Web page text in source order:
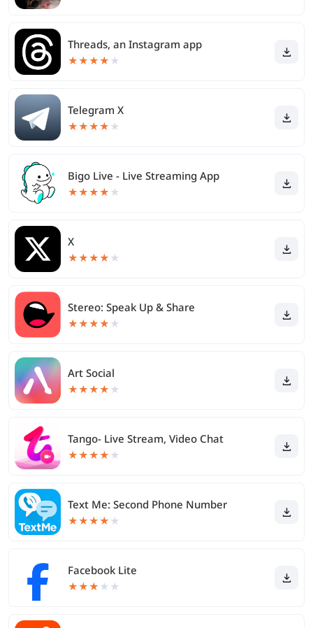
Threads, an Instagram app
★★★★ ★
Telegram X
★★★★ ★
Bigo Live - Live Streaming App
★★★★ ★
X
★★★★ ★
Stereo: Speak Up & Share
★★★★ ★
Art Social
★★★★ ★
Tango- Live Stream, Video Chat
★★★★ ★
Text Me: Second Phone Number
★★★★ ★
Facebook Lite
★★★ ★ ★